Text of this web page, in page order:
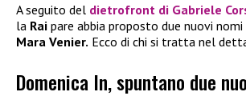
A seguito del dietrofront di Gabriele
la Rai pare abbia proposto due nuovi
Mara Venier. Ecco di chi si tratta nel
Domenica In, spuntano due